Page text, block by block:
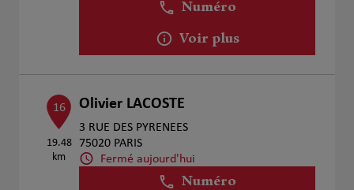
Numéro
Voir plus
16
19.48
km
Olivier LACOSTE
3 RUE DES PYRENEES
75020 PARIS
Fermé aujourd'hui
Numéro